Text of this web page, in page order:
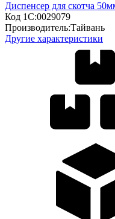
Диспенсер для скотча
Код 1С:0029079
Производитель:Тайвань
Другие характеристики